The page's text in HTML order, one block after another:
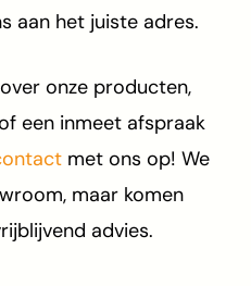
aan het juiste adres.
onze producten,
een inmeet afspraak
met ons op! We
maar komen
advies.